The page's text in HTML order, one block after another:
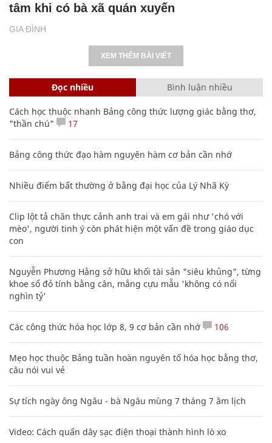
GIA ĐÌNH
tâm khi có bà xã quán xuyến
XEM THÊM BÀI VIẾT
Đọc nhiều Bình luận nhiều
Cách học thuộc nhanh Bảng công thức lượng giác bằng thơ,
"thần chú"
17
Bảng công thức đạo hàm nguyên hàm cơ bản cần nhớ
Nhiều điểm bất thường ở bằng đại học của Lý Nhã Kỳ
Clip lột tả chân thực cảnh anh trai và em gái như 'chó với
mèo', người tinh ý còn phát hiện một vấn đề trong giáo dục
con
Nguyễn Phương Hằng sở hữu khối tài sản "siêu khủng", từng
khoe sổ đỏ tính bằng cân, mắng cựu mẫu 'không có nổi
nghìn tỷ'
Các công thức hóa học lớp 8, 9 cơ bản cần nhớ 106
Mẹo học thuộc Bảng tuần hoàn nguyên tố hóa học bằng thơ,
câu nói vui vẻ
Sự tích ngày ông Ngâu - bà Ngâu mùng 7 tháng 7 âm lịch
Video: Cách quấn dây sạc điện thoại thành hình lò xo